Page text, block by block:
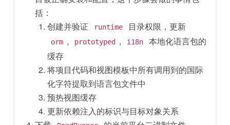
括：
创建并验证
runtime 目录权限，更新
orm , prototyped , i18n
本地化语言包的
缓存
将项目代码和视图模板中所有调用到的国际
化字符提取到语言包文件中
预热视图缓存
更新依赖注入的标识与目标对象关系